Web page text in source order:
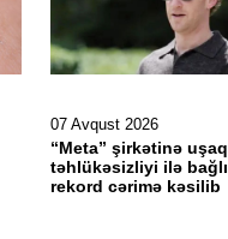
07 Avqust 2026
“Meta” şirkətinə uşaq
təhlükəsizliyi ilə bağlı
rekord cərimə kəsilib